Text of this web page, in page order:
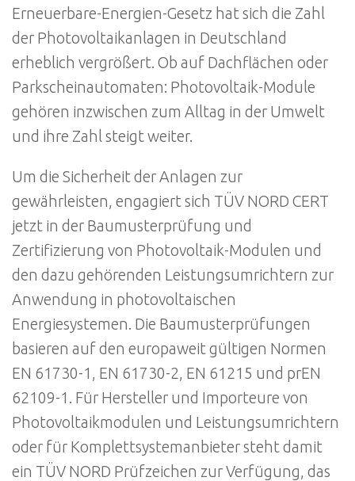
Erneuerbare-Energien-Gesetz hat sich die Zahl
der Photovoltaikanlagen in Deutschland
erheblich vergrößert. Ob auf Dachflächen oder
Parkscheinautomaten: Photovoltaik-Module
gehören inzwischen zum Alltag in der Umwelt
und ihre Zahl steigt weiter.
Um die Sicherheit der Anlagen zur
gewährleisten, engagiert sich TÜV NORD CERT
jetzt in der Baumusterprüfung und
Zertifizierung von Photovoltaik-Modulen und
den dazu gehörenden Leistungsumrichtern zur
Anwendung in photovoltaischen
Energiesystemen. Die Baumusterprüfungen
basieren auf den europaweit gültigen Normen
EN 61730-1, EN 61730-2, EN 61215 und prEN
62109-1. Für Hersteller und Importeure von
Photovoltaikmodulen und Leistungsumrichtern
oder für Komplettsystemanbieter steht damit
ein TÜV NORD Prüfzeichen zur Verfügung, das